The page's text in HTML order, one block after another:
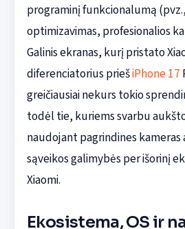
programinį funkcionalumą
optimizavimas, profesionalios
Galinis ekranas, kurį pristato
diferenciatorius priešiPhone 17
greičiausiai nekurs tokio
todėl tie, kuriems svarbu
naudojant pagrindines kameras
sąveikos galimybės per išorinį
Xiaomi.
Ekosistema, OS ir